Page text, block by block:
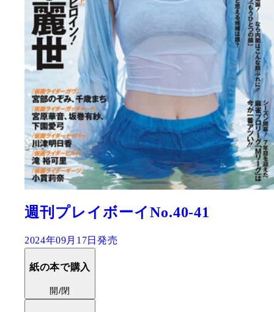
週刊プレイボーイNo.40-41
2024年09月17日発売
紙の本で購入
開/閉